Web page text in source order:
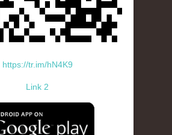
https://tr.im/hN4K9
Link 2
googleplay-app-store.png